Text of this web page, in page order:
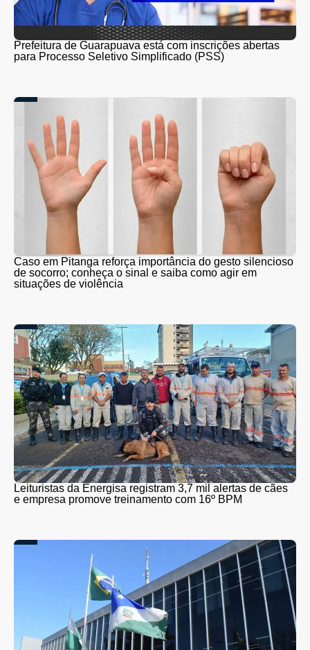
Prefeitura de Guarapuava está com inscrições abertas
para Processo Seletivo Simplificado (PSS)
Caso em Pitanga reforça importância do gesto silencioso
de socorro; conheça o sinal e saiba como agir em
situações de violência
Leituristas da Energisa registram 3,7 mil alertas de cães
e empresa promove treinamento com 16º BPM